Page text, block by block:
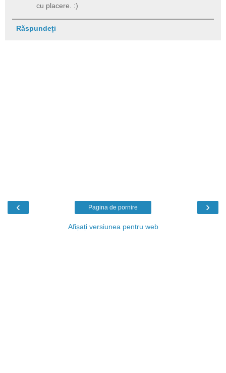
cu placere. :)
Răspundeți
‹ ›
Pagina de pornire
Afișați versiunea pentru web